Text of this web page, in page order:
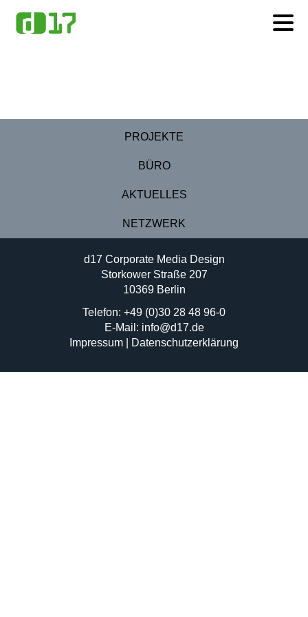
Zum
Inhalt
PROJEKTE
BÜRO
AKTUELLES
NETZWERK
d17 Corporate Media Design
Storkower Straße 207
10369 Berlin
Telefon: +49 (0)30 28 48 96-0
E-Mail: info@d17.de
Impressum
Datenschutzerklärung